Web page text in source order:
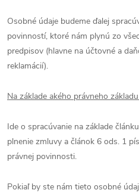
Osobné údaje budeme ďalej
povinností, ktoré nám plynú zo
predpisov (hlavne na účtovné a
reklamácií).
Na základe akého právneho
Ide o spracúvanie na základe
plnenie zmluvy a článok 6 ods. 1
právnej povinnosti.
Pokiaľ by ste nám tieto osobné